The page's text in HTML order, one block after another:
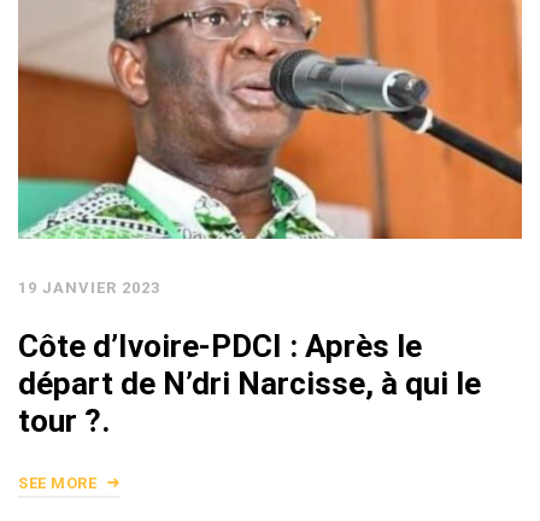
19 JANVIER 2023
Côte d’Ivoire-PDCI : Après le
départ de N’dri Narcisse, à qui le
tour ?.
SEE MORE